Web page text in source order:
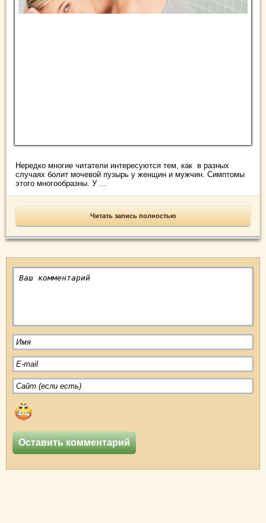
Нередко многие читатели интересуются тем, как в разных
случаях болит мочевой пузырь у женщин и мужчин. Симптомы
этого многообразны. У ...
Читать запись полностью